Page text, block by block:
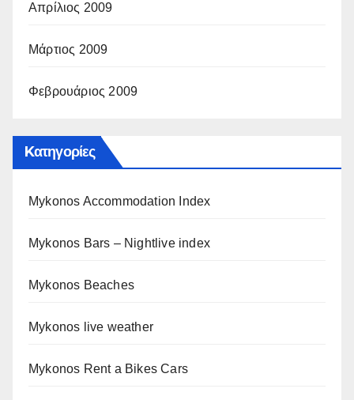
Απρίλιος 2009
Μάρτιος 2009
Φεβρουάριος 2009
Kατηγορίες
Mykonos Accommodation Index
Mykonos Bars – Nightlive index
Mykonos Beaches
Mykonos live weather
Mykonos Rent a Bikes Cars